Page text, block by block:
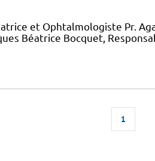
et Ophtalmologiste Pr.
Béatrice Bocquet,
1